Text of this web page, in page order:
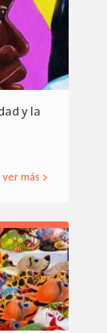
y la
ver más >